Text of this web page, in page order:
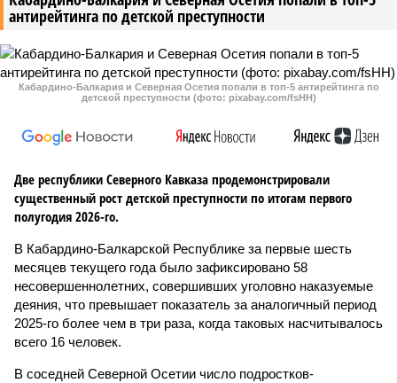
антирейтинга по детской преступности
Кабардино-Балкария и Северная Осетия попали в топ-5 антирейтинга по
детской преступности (фото: pixabay.com/fsHH)
Две республики Северного Кавказа продемонстрировали
существенный рост детской преступности по итогам первого
полугодия 2026-го.
В Кабардино-Балкарской Республике за первые шесть
месяцев текущего года было зафиксировано 58
несовершеннолетних, совершивших уголовно наказуемые
деяния, что превышает показатель за аналогичный период
2025-го более чем в три раза, когда таковых насчитывалось
всего 16 человек.
В соседней Северной Осетии число подростков-